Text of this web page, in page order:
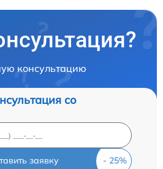
консультацию
со
заявку